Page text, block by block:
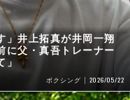
」井上拓真が井岡一翔
に父・真吾トレーナー
」
ボクシング 2026/05/22